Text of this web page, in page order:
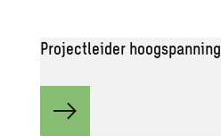
Projectleider hoogspanning